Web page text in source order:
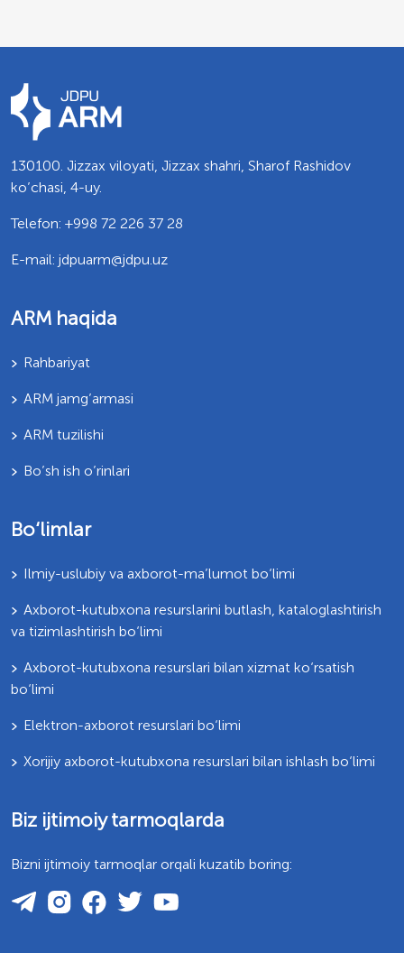
130100. Jizzax viloyati, Jizzax shahri, Sharof Rashidov
ko’chasi, 4-uy.
Telefon: +998 72 226 37 28
E-mail: jdpuarm@jdpu.uz
ARM haqida
Rahbariyat
ARM jamg’armasi
ARM tuzilishi
Bo’sh ish o’rinlari
Bo‘limlar
Ilmiy-uslubiy va axborot-ma’lumot bo‘limi
Axborot-kutubxona resurslarini butlash, kataloglashtirish
va tizimlashtirish bo‘limi
Axborot-kutubxona resurslari bilan xizmat ko‘rsatish
bo‘limi
Elektron-axborot resurslari bo‘limi
Xorijiy axborot-kutubxona resurslari bilan ishlash bo‘limi
Biz ijtimoiy tarmoqlarda
Bizni ijtimoiy tarmoqlar orqali kuzatib boring: